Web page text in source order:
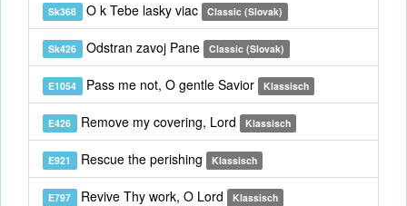
Sk368 O k Tebe lasky viac Classic (Slovak)
Sk426 Odstran zavoj Pane Classic (Slovak)
E1054 Pass me not, O gentle Savior Klassisch
E426 Remove my covering, Lord Klassisch
E921 Rescue the perishing Klassisch
E797 Revive Thy work, O Lord Klassisch